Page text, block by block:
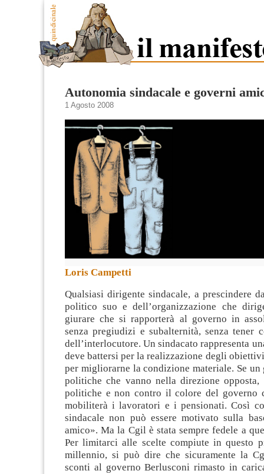
Autonomia sindacale e governi
1 Agosto 2008
Loris Campetti
Qualsiasi dirigente sindacale, a prescindere
politico suo e dell’organizzazione che
giurare che si rapporterà al governo in
senza pregiudizi e subalternità, senza tener
dell’interlocutore. Un sindacato rappresenta
deve battersi per la realizzazione degli
per migliorarne la condizione materiale. Se un
politiche che vanno nella direzione
politiche e non contro il colore del governo
mobiliterà i lavoratori e i pensionati. Così
sindacale non può essere motivato sulla
amico». Ma la Cgil è stata sempre fedele a
Per limitarci alle scelte compiute in questo
millennio, si può dire che sicuramente la
sconti al governo Berlusconi rimasto in